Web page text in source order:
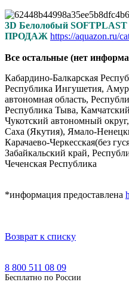
3D Белолобый
ПРОДАЖ https://aquazon.ru/
Все остальные (нет
Кабардино-Балкарская
Республика Ингушетия,
автономная область,
Республика Тыва,
Чукотский автономный
Саха (Якутия), Ямало-
Карачаево-Черкесская(без
Забайкальский край,
Чеченская Республика
*информация предоставлена
Возврат к списку
8 800 511 08 09
Бесплатно по Роcсии